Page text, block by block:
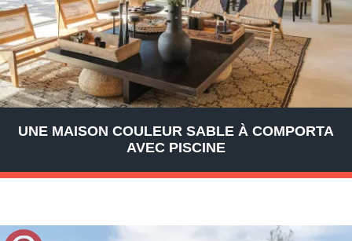
UNE MAISON COULEUR SABLE À COMPORTA
AVEC PISCINE